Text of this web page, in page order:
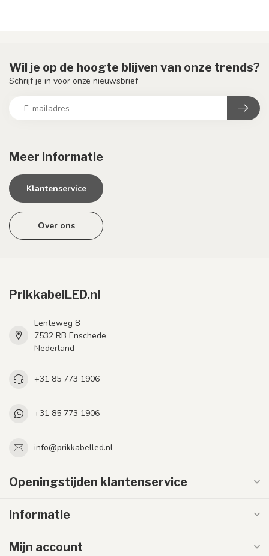
Meer informatie
Klantenservice
Over ons
Wil je op de hoogte blijven van onze trends?
Schrijf je in voor onze nieuwsbrief
PrikkabelLED.nl
Lenteweg 8
7532 RB Enschede
Nederland
+31 85 773 1906
+31 85 773 1906
info@prikkabelled.nl
Openingstijden klantenservice
Informatie
Mijn account